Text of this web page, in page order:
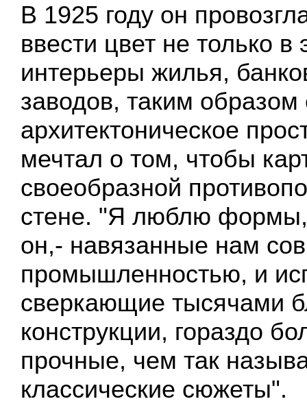
В 1925 году он
ввести цвет не только в
интерьеры жилья,
заводов, таким образом
архитектоническое
мечтал о том, чтобы
своеобразной
стене. "Я люблю
он,- навязанные нам
промышленностью, и
сверкающие тысячами
конструкции, гораздо
прочные, чем так
классические сюжеты".